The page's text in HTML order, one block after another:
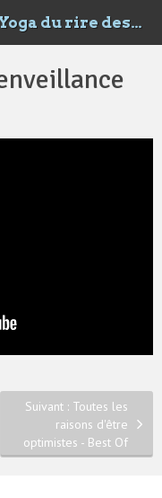
Pyrène Hasya Yoga - Le Yoga du rire des Happyrénées
Suivant : Toutes les
raisons d'être
optimistes - Best Of